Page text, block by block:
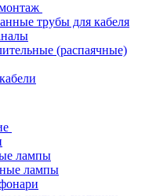
трубы для кабеля
(распаячные)
лампы
лампы